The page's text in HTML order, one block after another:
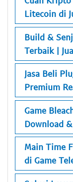
Litecoin di
Build &
Terbaik |
Jasa Beli
Premium
Game
Download
Main Time
di Game